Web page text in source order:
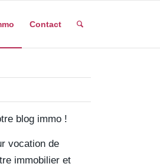
Contact
blog immo !
vocation de
immobilier et